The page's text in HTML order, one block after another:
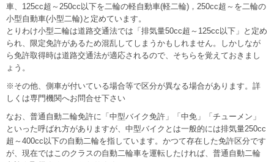
車、125cc超～250cc以下を二輪の軽自動車(軽二輪)，250cc超～を二輪の
小型自動車(小型二輪)と定めています。
とりわけ小型二輪は道路交通法では「排気量50cc超～125cc以下」と定め
られ、限定免許があるため混乱してしまうかもしれません。しかしなが
ら免許取得時は道路交通法が適応されるので、そちらを覚えておきまし
ょう。
※その他、側車が付いている場合等で区分が異なる場合があります。詳
しくは専門機関へお問合せ下さい
なお、普通自動二輪免許に「中型バイク免許」「中免」「チューメン」
といった呼ばれ方がありますが、中型バイクとは一般的には排気量250cc
超～400cc以下の自動二輪を指しています。かつて存在した免許区分です
が、現在ではこのクラスの自動二輪車を運転したければ、普通自動二輪